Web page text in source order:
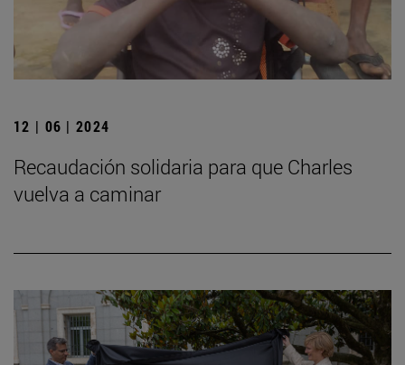
12 | 06 | 2024
Recaudación solidaria para que Charles
vuelva a caminar